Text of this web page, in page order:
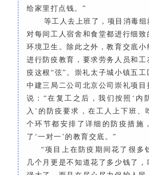
给家里打点钱。”
等工人去上班了，项目消毒组
对每间工人宿舍和食堂都进行细致
环境卫生。除此之外，教育交底小
进行防疫教育，要求劳务人员和工
疫这根 “弦”。崇礼太子城小镇五工
中建三局二公司北京公司崇礼项目
说：“在复工之后，我们按照‘内
入’的防疫要求，在工人上下班、
个环节都安排了详细的防疫措施
了‘一对一’的教育交底。”
“项目上在防疫期间花了很多
几个月更是不知道花了多少钱了，